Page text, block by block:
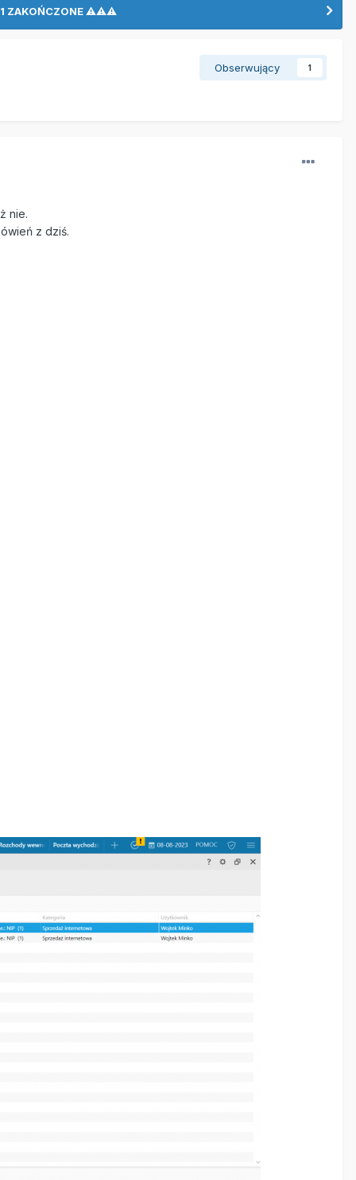
ZAKOŃCZONE ⚠⚠⚠
Obserwujący 1
nie.
z dziś.